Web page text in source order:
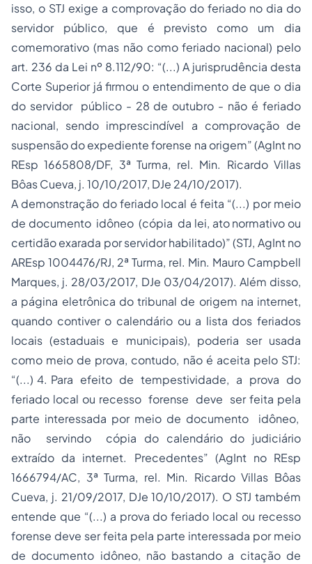
isso, o STJ exige a comprovação do feriado no dia do
servidor público, que é previsto como um dia
comemorativo (mas não como feriado nacional) pelo
art. 236 da Lei nº 8.112/90: “(...) A jurisprudência desta
Corte Superior já firmou o entendimento de que o dia
do servidor público - 28 de outubro - não é feriado
nacional, sendo imprescindível a comprovação de
suspensão do expediente forense na origem” (AgInt no
REsp 1665808/DF, 3ª Turma, rel. Min. Ricardo Villas
Bôas Cueva, j. 10/10/2017, DJe 24/10/2017).
A demonstração do feriado local é feita “(...) por meio
de documento idôneo (cópia da lei, ato normativo ou
certidão exarada por servidor habilitado)” (STJ, AgInt no
AREsp 1004476/RJ, 2ª Turma, rel. Min. Mauro Campbell
Marques, j. 28/03/2017, DJe 03/04/2017). Além disso,
a página eletrônica do tribunal de origem na internet,
quando contiver o calendário ou a lista dos feriados
locais (estaduais e municipais), poderia ser usada
como meio de prova, contudo, não é aceita pelo STJ:
“(...) 4. Para efeito de tempestividade, a prova do
feriado local ou recesso forense deve ser feita pela
parte interessada por meio de documento idôneo,
não servindo cópia do calendário do judiciário
extraído da internet. Precedentes” (AgInt no REsp
1666794/AC, 3ª Turma, rel. Min. Ricardo Villas Bôas
Cueva, j. 21/09/2017, DJe 10/10/2017). O STJ também
entende que “(...) a prova do feriado local ou recesso
forense deve ser feita pela parte interessada por meio
de documento idôneo, não bastando a citação de